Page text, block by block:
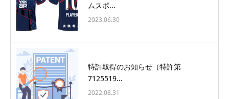
ムスポ...
2023.06.30
特許取得のお知らせ（特許第
7125519...
2022.08.31